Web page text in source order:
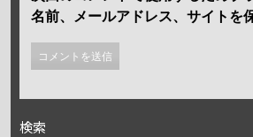
名前、メールアドレス、サイトを
検索